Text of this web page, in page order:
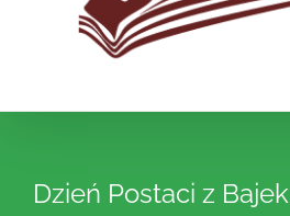
Dzień Postaci z Bajek